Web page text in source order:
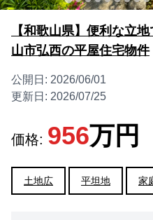
【和歌山県】便利な立
山市弘西の平屋住宅物件
公開日: 2026/06/01
更新日: 2026/07/25
価格: 956万円
土地広 平坦地 家